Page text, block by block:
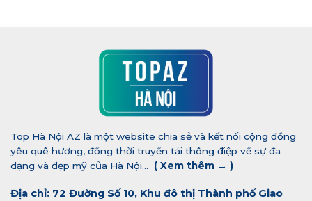
Top Hà Nội AZ là một website chia sẻ và kết nối cộng đồng
yêu quê hương, đồng thời truyền tải thông điệp về sự đa
dạng và đẹp mỹ của Hà Nội... ( Xem thêm → )
Địa chỉ: 72 Đường Số 10, Khu đô thị Thành phố Giao